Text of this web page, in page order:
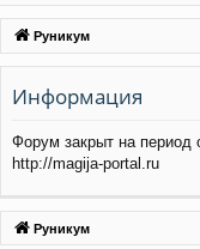
ы
лк
и
ру
м
ы
Руникум
Информация
Форум закрыт на период
http://magija-portal.ru
Руникум